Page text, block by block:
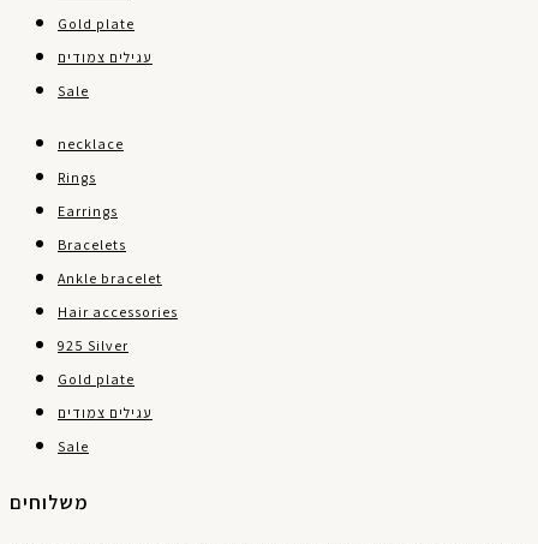
Gold plate
עגילים צמודים
Sale
necklace
Rings
Earrings
Bracelets
Ankle bracelet
Hair accessories
925 Silver
Gold plate
עגילים צמודים
Sale
משלוחים